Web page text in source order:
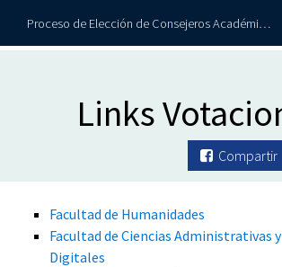
Proceso de Elección de Consejeros Académicos 2026-2028
Links
Compartir
Facultad de Humanidades
Facultad de Ciencias Administrativas
Digitales